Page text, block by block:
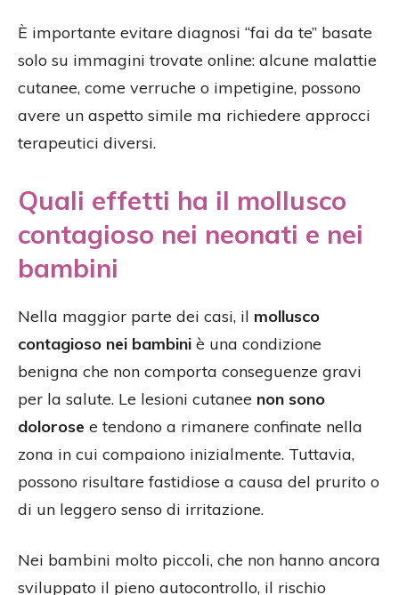
È importante evitare diagnosi “fai da te” basate
solo su immagini trovate online: alcune malattie
cutanee, come verruche o impetigine, possono
avere un aspetto simile ma richiedere approcci
terapeutici diversi.
Quali effetti ha il mollusco
contagioso nei neonati e nei
bambini
Nella maggior parte dei casi, il mollusco
contagioso nei bambini è una condizione
benigna che non comporta conseguenze gravi
per la salute. Le lesioni cutanee non sono
dolorose e tendono a rimanere confinate nella
zona in cui compaiono inizialmente. Tuttavia,
possono risultare fastidiose a causa del prurito o
di un leggero senso di irritazione.
Nei bambini molto piccoli, che non hanno ancora
sviluppato il pieno autocontrollo, il rischio